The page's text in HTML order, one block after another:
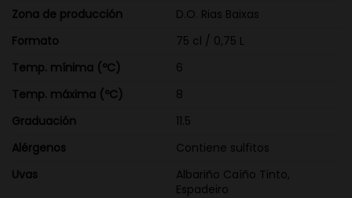
Zona de producción
D.O. Rias Baixas
Formato
75 cl / 0,75 L
Temp. mínima (ºC)
6
Temp. máxima (ºC)
8
Graduación
11.5
Alérgenos
Contiene sulfitos
Uvas
Albariño Caíño Tinto,
Espadeiro